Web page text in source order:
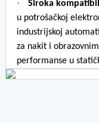
· Široka
u potrošačkoj
industrijskoj
za nakit i
performanse u